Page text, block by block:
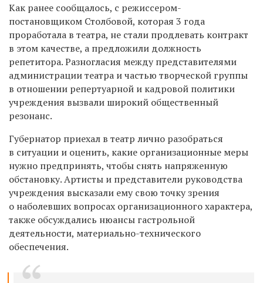
Как ранее сообщалось, с режиссером-
постановщиком Столбовой, которая 3 года
проработала в театра, не стали продлевать контракт
в этом качестве, а предложили должность
репетитора. Разногласия между представителями
администрации театра и частью творческой группы
в отношении репертуарной и кадровой политики
учреждения вызвали широкий общественный
резонанс.
Губернатор приехал в театр лично разобраться
в ситуации и оценить, какие организационные меры
нужно предпринять, чтобы снять напряженную
обстановку. Артисты и представители руководства
учреждения высказали ему свою точку зрения
о наболевших вопросах организационного характера,
также обсуждались нюансы гастрольной
деятельности, материально-технического
обеспечения.